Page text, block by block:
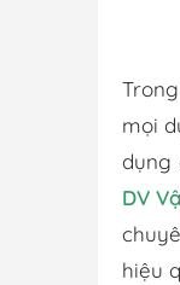
mọi
dụng
DV
hiệu